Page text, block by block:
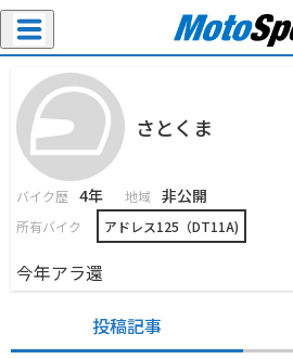
さとくま
バイク歴 4年 地域 非公開
所有バイク アドレス125（DT11A)
今年アラ還
投稿記事